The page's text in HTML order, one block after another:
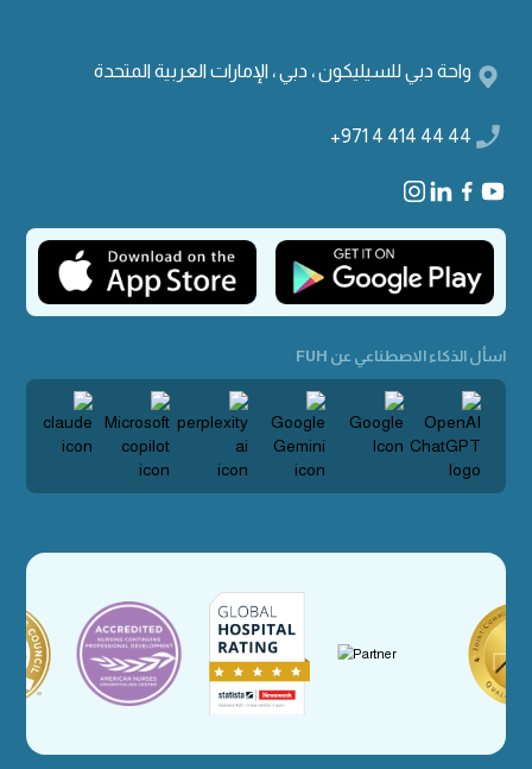
واحة دبي للسيليكون ، دبي ، الإمارات العربية المتحدة
+971 4 414 44 44
اسأل الذكاء الاصطناعي عن FUH